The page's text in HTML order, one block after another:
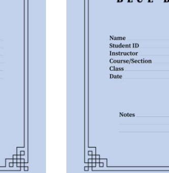
الهيكل التنظيمي لكلية الشريعة
التقييمات واستطلاعات الرأي